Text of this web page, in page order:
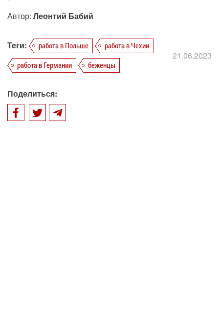
Автор: Леонтий Бабий
Теги: работа в Польше
работа в Чехии
работа в Германии
беженцы
21.06.2023
Поделиться: